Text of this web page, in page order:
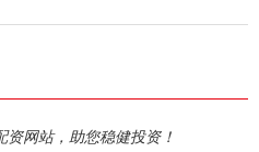
网站，助您稳健投资！